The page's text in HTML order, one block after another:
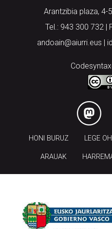
Arantzibia plaza, 4-
Tel.: 943 300 732 |
andoain@aiurri.eus |
HONI BURUZ LEGE
ARAUAK